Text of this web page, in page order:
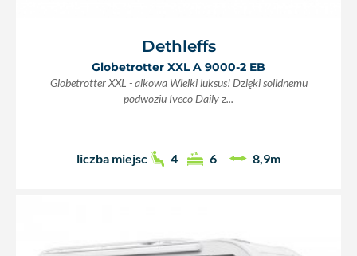
Dethleffs
Globetrotter XXL A 9000-2 EB
Globetrotter XXL - alkowa Wielki luksus! Dzięki solidnemu
podwoziu Iveco Daily z...
liczba miejsc 4 6 8,9m